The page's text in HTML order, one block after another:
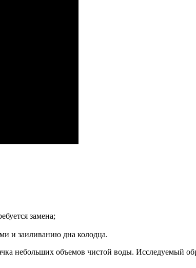
замена;
и заиливанию дна колодца.
небольших объемов чистой воды. Исследуемый